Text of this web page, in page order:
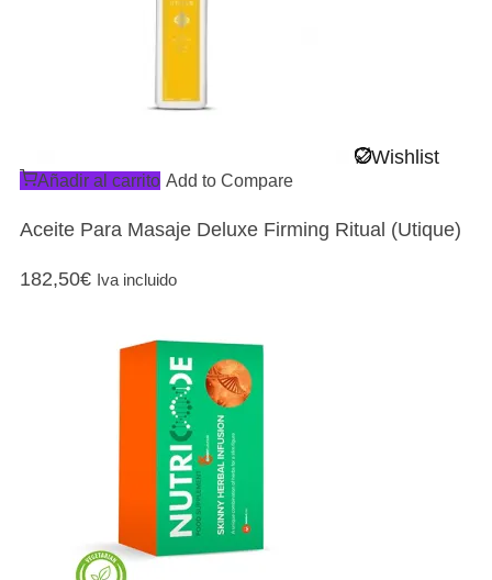
Wishlist
Añadir al carrito Add to Compare
Aceite Para Masaje Deluxe Firming Ritual (Utique)
182,50€ Iva incluido